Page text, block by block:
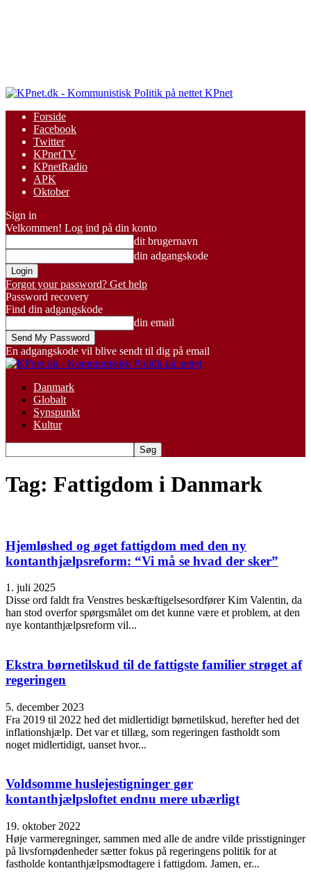
KPnet
Forside
Facebook
Twitter
KPnetTV
KPnetRadio
APK
Oktober
Sign in
Velkommen! Log ind på din konto
dit brugernavn
din adgangskode
Forgot your password? Get help
Password recovery
Find din adgangskode
din email
En adgangskode vil blive sendt til dig på email
Danmark
Globalt
Synspunkt
Kultur
Tag: Fattigdom i Danmark
Hjemløshed og øget fattigdom med den ny
kontanthjælpsreform: “Vi må se hvad der sker”
1. juli 2025
Disse ord faldt fra Venstres beskæftigelsesordfører Kim Valentin, da
han stod overfor spørgsmålet om det kunne være et problem, at den
nye kontanthjælpsreform vil...
Ekstra børnetilskud til de fattigste familier strøget af
regeringen
5. december 2023
Fra 2019 til 2022 hed det midlertidigt børnetilskud, herefter hed det
inflationshjælp. Det var et tillæg, som regeringen fastholdt som
noget midlertidigt, uanset hvor...
Voldsomme huslejestigninger gør
kontanthjælpsloftet endnu mere ubærligt
19. oktober 2022
Høje varmeregninger, sammen med alle de andre vilde prisstigninger
på livsfornødenheder sætter fokus på regeringens politik for at
fastholde kontanthjælpsmodtagere i fattigdom. Jamen, er...